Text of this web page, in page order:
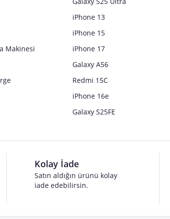
Makinesi
iPhone 13
iPhone 15
iPhone 17
Galaxy A56
Redmi 15C
iPhone 16e
Galaxy S25FE
Kolay İade
Satın aldığın ürünü kolay
iade edebilirsin.